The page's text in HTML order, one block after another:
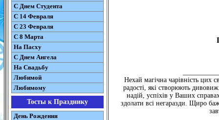
C Днем Студента
С 14 Февраля
С 23 Февраля
С 8 Марта
На Пасху
C Днем Ангела
На Свадьбу
Любимой
Любимому
Тосты к Празднику
День Рождения
Нехай магічна чарівність цих
радості, які створюють
надій, успіхів у Ваших
здолати всі негаразди. Щиро